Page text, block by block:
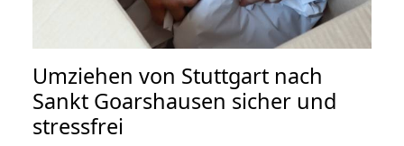
Umziehen von Stuttgart nach
Sankt Goarshausen sicher und
stressfrei